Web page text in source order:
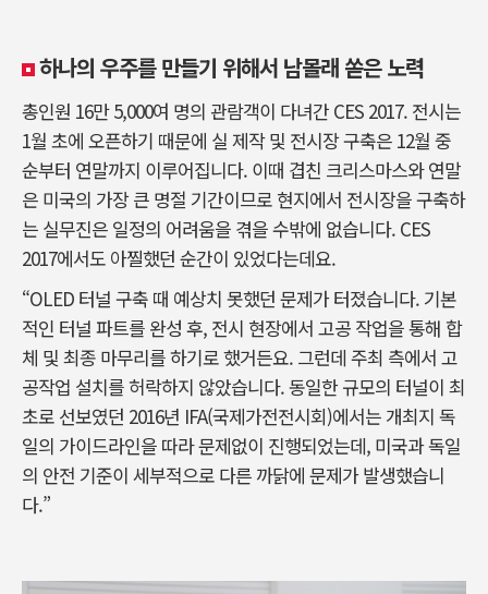
하나의 우주를 만들기 위해서 남몰래 쏟은 노력
총인원 16만 5,000여 명의 관람객이 다녀간 CES 2017. 전시는
1월 초에 오픈하기 때문에 실 제작 및 전시장 구축은 12월 중
순부터 연말까지 이루어집니다. 이때 겹친 크리스마스와 연말
은 미국의 가장 큰 명절 기간이므로 현지에서 전시장을 구축하
는 실무진은 일정의 어려움을 겪을 수밖에 없습니다. CES
2017에서도 아찔했던 순간이 있었다는데요.
“OLED 터널 구축 때 예상치 못했던 문제가 터졌습니다. 기본
적인 터널 파트를 완성 후, 전시 현장에서 고공 작업을 통해 합
체 및 최종 마무리를 하기로 했거든요. 그런데 주최 측에서 고
공작업 설치를 허락하지 않았습니다. 동일한 규모의 터널이 최
초로 선보였던 2016년 IFA(국제가전전시회)에서는 개최지 독
일의 가이드라인을 따라 문제없이 진행되었는데, 미국과 독일
의 안전 기준이 세부적으로 다른 까닭에 문제가 발생했습니
다.”